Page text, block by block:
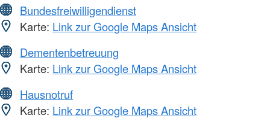
Bundesfreiwilligendienst
Karte: Link zur Google Maps Ansicht
Dementenbetreuung
Karte: Link zur Google Maps Ansicht
Hausnotruf
Karte: Link zur Google Maps Ansicht